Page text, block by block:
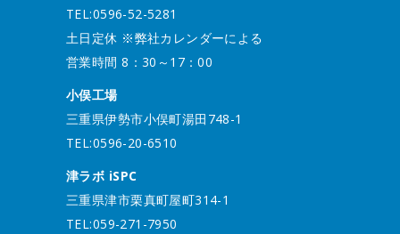
TEL:0596-52-5281
土日定休 ※弊社カレンダーによる
営業時間 8：30～17：00
小俣工場
三重県伊勢市小俣町湯田748-1
TEL:0596-20-6510
津ラボ iSPC
三重県津市栗真町屋町314-1
TEL:059-271-7950